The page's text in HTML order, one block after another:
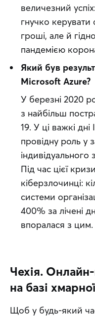
величезний
гнучко керувати
гроші, але й
пандемією
Який був
Microsoft Azure?
У березні 2020
з найбільш
19. У ці важкі
провідну роль у
індивідуального
Під час цієї
кіберзлочинці:
системи
400% за лічені
впоралася з цим.
Чехія.
на базі
Щоб у будь-який